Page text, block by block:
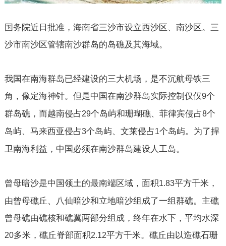
国务院近日批准，海南省三沙市设立西沙区、南沙区。三
沙市南沙区管辖南沙群岛的岛礁及其海域。
我国在南海群岛已经建设的三大机场，是不沉航母铁三
角，像定海神针。但是中国在南沙群岛实际控制仅仅9个
群岛礁，而越南侵占29个岛屿和珊瑚礁、菲律宾侵占8个
岛屿、马来西亚侵占3个岛屿、文莱侵占1个岛屿。为了捍
卫南海利益，中国必须在南沙群岛建设人工岛。
曾母暗沙是中国领土的最南端区域，面积1.83平方千米，
由曾母礁丘、八仙暗沙和立地暗沙组成了一组群礁。主礁
曾母礁由礁核和礁翼两部分组成，终年在水下，平均水深
20多米，礁丘脊部面积2.12平方千米。礁丘由以造礁石珊